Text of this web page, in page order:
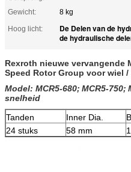
Gewicht:
8 kg
Hoog licht:
De Delen van de
de hydraulische
Rexroth nieuwe vervangende
Speed ​​Rotor Group voor wiel
Model: MCR5-680; MCR5-750;
snelheid
Tanden
Inner Dia.
24 stuks
58 mm